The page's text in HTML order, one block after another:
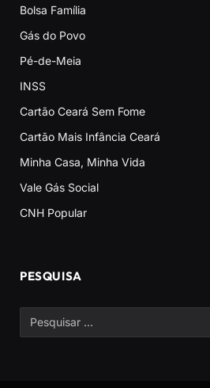
Bolsa Família
Gás do Povo
Pé-de-Meia
INSS
Cartão Ceará Sem Fome
Cartão Mais Infância Ceará
Minha Casa, Minha Vida
Vale Gás Social
CNH Popular
PESQUISA